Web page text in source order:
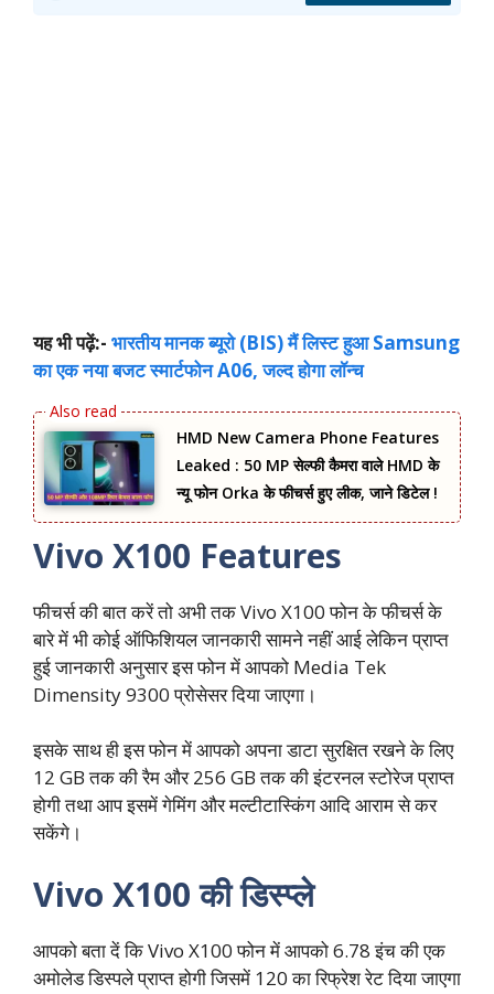
यह भी पढ़ें:- भारतीय मानक ब्यूरो (BIS) मैं लिस्ट हुआ Samsung
का एक नया बजट स्मार्टफोन A06, जल्द होगा लॉन्च
HMD New Camera Phone Features
Leaked : 50 MP सेल्फी कैमरा वाले HMD के
न्यू फोन Orka के फीचर्स हुए लीक, जाने डिटेल !
Vivo X100 Features
फीचर्स की बात करें तो अभी तक Vivo X100 फोन के फीचर्स के
बारे में भी कोई ऑफिशियल जानकारी सामने नहीं आई लेकिन प्राप्त
हुई जानकारी अनुसार इस फोन में आपको Media Tek
Dimensity 9300 प्रोसेसर दिया जाएगा।
इसके साथ ही इस फोन में आपको अपना डाटा सुरक्षित रखने के लिए
12 GB तक की रैम और 256 GB तक की इंटरनल स्टोरेज प्राप्त
होगी तथा आप इसमें गेमिंग और मल्टीटास्किंग आदि आराम से कर
सकेंगे।
Vivo X100 की डिस्प्ले
आपको बता दें कि Vivo X100 फोन में आपको 6.78 इंच की एक
अमोलेड डिस्पले प्राप्त होगी जिसमें 120 का रिफ्रेश रेट दिया जाएगा